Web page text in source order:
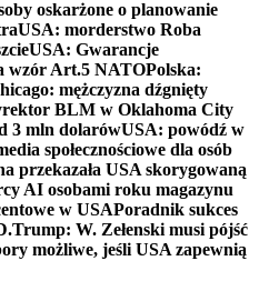
oskarżone o planowanie
USA: morderstwo Roba
USA: Gwarancje
wzór Art.5 NATOPolska:
mężczyzna dźgnięty
BLM w Oklahoma City
3 mln dolarówUSA: powódź w
społecznościowe dla osób
przekazała USA skorygowaną
AI osobami roku magazynu
w USAPoradnik sukces
W. Zełenski musi pójść
możliwe, jeśli USA zapewnią